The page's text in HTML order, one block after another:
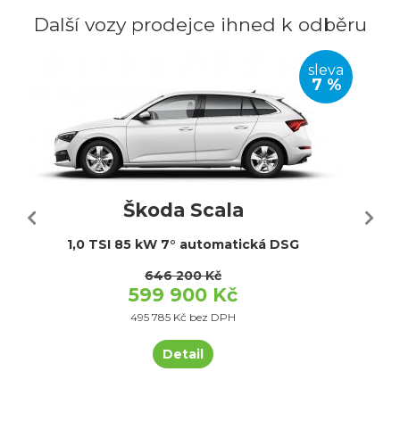
Další vozy prodejce ihned k odběru
sleva
7 %
Škoda Scala
1,0 TSI 85 kW 7° automatická DSG
646 200 Kč
599 900 Kč
495 785 Kč bez DPH
Detail